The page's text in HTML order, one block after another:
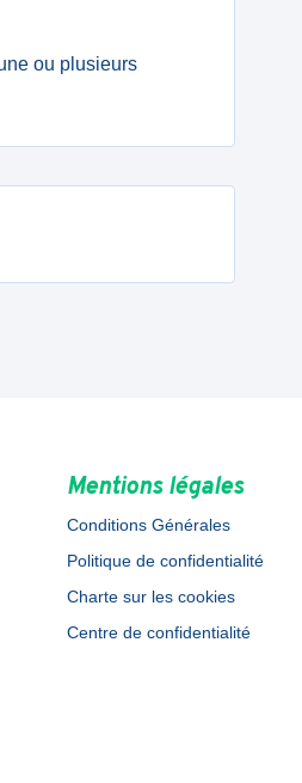
ou plusieurs
Mentions légales
Conditions Générales
Politique de confidentialité
Charte sur les cookies
Centre de confidentialité